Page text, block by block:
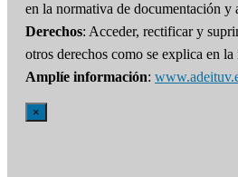
en la normativa de documentación y
Derechos: Acceder, rectificar y
otros derechos como se explica en
Amplíe información:
×